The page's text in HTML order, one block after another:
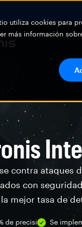
utiliza cookies para
más información
contra ataques
con
mejor tasa de
de precisión Se